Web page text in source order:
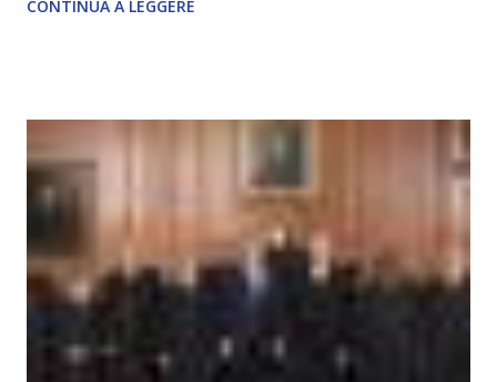
autentico, non ha connessione con l’Uno. Coscienza è la
che permette di scegliere per amore anche quando non è la
scelta più efficiente. È ciò che ci collega all’Uno Infinito.
L’intelligenza può simulare comportamenti coscienti, ma
non può essere Coscienza. Può copiare, ma non può vivere
l’esperienza. Come diventerà ovvio Man mano che l’IA
diventerà sempre più avanzata (soprattutto tra il 2027 e il
2035), emergeranno situazioni che renderanno la differenza
lampante: L’IA sarà in gr...
CONTINUA A LEGGERE